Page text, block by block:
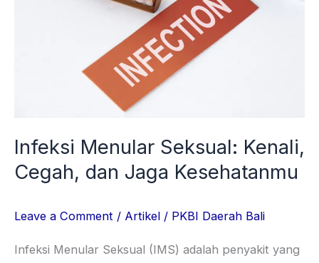
Infeksi Menular Seksual: Kenali,
Cegah, dan Jaga Kesehatanmu
Leave a Comment / Artikel / PKBI Daerah Bali
Infeksi Menular Seksual (IMS) adalah penyakit yang